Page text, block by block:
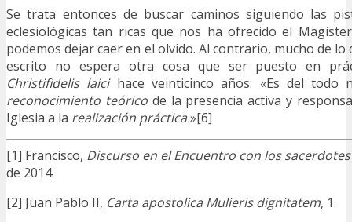
Se trata entonces de buscar caminos siguiendo las
eclesiológicas tan ricas que nos ha ofrecido el
podemos dejar caer en el olvido. Al contrario, mucho de lo
escrito no espera otra cosa que ser puesto en
Christifidelis laici hace veinticinco años: «Es del todo
reconocimiento teórico de la presencia activa y
Iglesia a la realización práctica.»[6]
[1] Francisco, Discurso en el Encuentro con los
de 2014.
[2] Juan Pablo II, Carta apostolica Mulieris dignitatem, 1.